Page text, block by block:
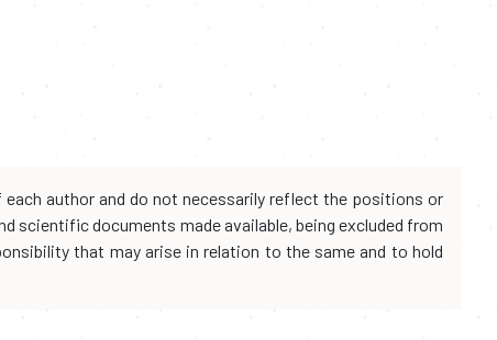
author and do not necessarily reflect the positions or
scientific documents made available, being excluded from
that may arise in relation to the same and to hold